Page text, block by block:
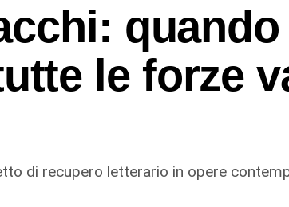
quando
le forze
di recupero letterario in opere